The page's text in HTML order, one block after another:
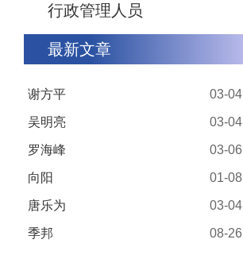
行政管理人员
最新文章
03-04
谢方平
03-04
吴明亮
03-06
罗海峰
01-08
向阳
03-04
唐乐为
08-26
季邦